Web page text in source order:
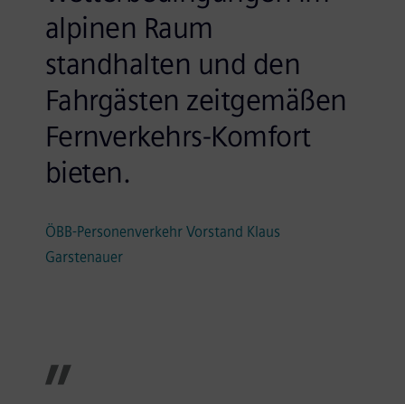
alpinen Raum
standhalten und den
Fahrgästen zeitgemäßen
Fernverkehrs-Komfort
bieten.
ÖBB-Personenverkehr Vorstand Klaus
Garstenauer